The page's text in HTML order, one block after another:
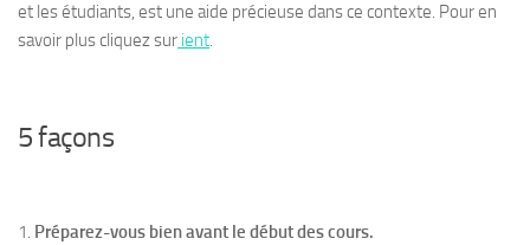
et les étudiants, est une aide précieuse dans ce contexte. Pour en
savoir plus cliquez sur ient.
5 façons
1. Préparez-vous bien avant le début des cours.